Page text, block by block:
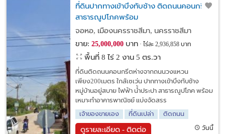
ที่ดินปากทางเข้าบึงทับช้าง ติดถนนคอนกรีต
สาธารณูปโภคพร้อม
จอหอ, เมืองนครราชสีมา, นครราชสีมา
ขาย: 25,000,000บาท ไร่ละ 2,936,858 บาท
พื้นที่ 8 ไร่ 2 งาน 5 ตร.วา
ที่ดินติดถนนคอนกรีตห่างจากถนนวงแหวน
เพียง200เมตร ใกล้เซเว่น ปากทางเข้าบึงทับช้าง
หมู่บ้านอยู่สบาย ไฟฟ้า น้ำประปา สาธารณูปโภค พร้อม
เหมาะทำอาคารพาณิชย์ แบ่งจัดสรร
เจ้าของขายเอง
ที่ดินเปล่า ติดถนน
ดูรายละเอียด - ติดต่อ วันนี้